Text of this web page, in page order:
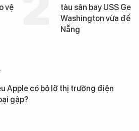
tống tàu sân bay USS
George Washington
Đà Nẵng
Apple có bỏ lỡ thị trường điện
gập?